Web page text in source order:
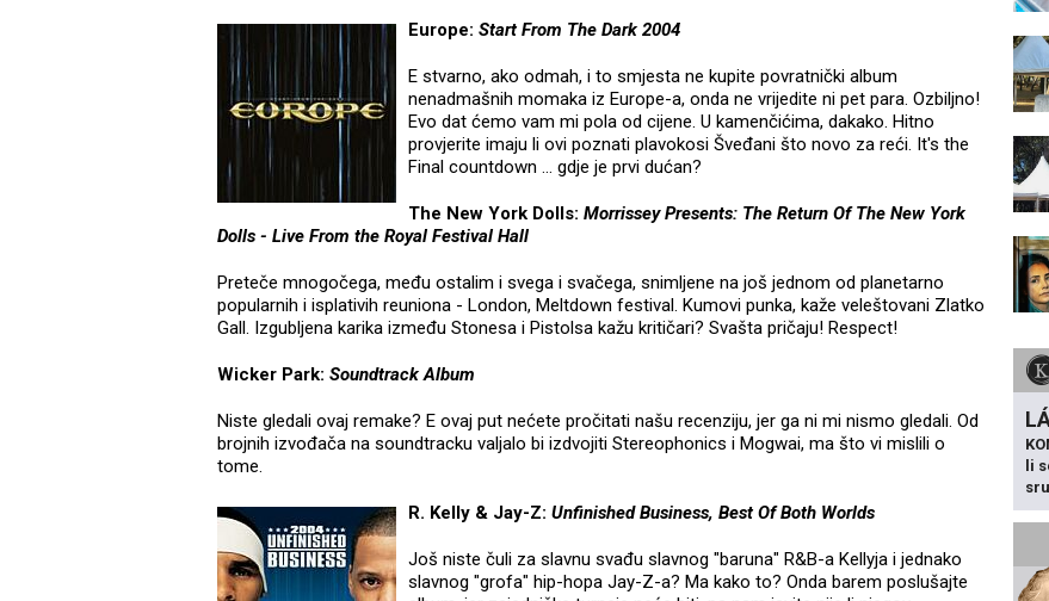
Europe: Start From The Dark 2004
E stvarno, ako odmah, i to smjesta ne kupite povratnički album
nenadmašnih momaka iz Europe-a, onda ne vrijedite ni pet para. Ozbiljno!
Evo dat ćemo vam mi pola od cijene. U kamenčićima, dakako. Hitno
provjerite imaju li ovi poznati plavokosi Šveđani što novo za reći. It's the
Final countdown ... gdje je prvi dućan?
The New York Dolls: Morrissey Presents: The Return Of The New York
Dolls - Live From the Royal Festival Hall
Preteče mnogočega, među ostalim i svega i svačega, snimljene na još jednom od planetarno
popularnih i isplativih reuniona - London, Meltdown festival. Kumovi punka, kaže veleštovani Zlatko
Gall. Izgubljena karika između Stonesa i Pistolsa kažu kritičari? Svašta pričaju! Respect!
Wicker Park: Soundtrack Album
Niste gledali ovaj remake? E ovaj put nećete pročitati našu recenziju, jer ga ni mi nismo gledali. Od
brojnih izvođača na soundtracku valjalo bi izdvojiti Stereophonics i Mogwai, ma što vi mislili o
tome.
R. Kelly & Jay-Z: Unfinished Business, Best Of Both Worlds
Još niste čuli za slavnu svađu slavnog "baruna" R&B-a Kellyja i jednako
slavnog "grofa" hip-hopa Jay-Z-a? Ma kako to? Onda barem poslušajte
li